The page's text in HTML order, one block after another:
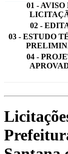
01 - AVISO
02 -
03 - ESTUDO
04 -